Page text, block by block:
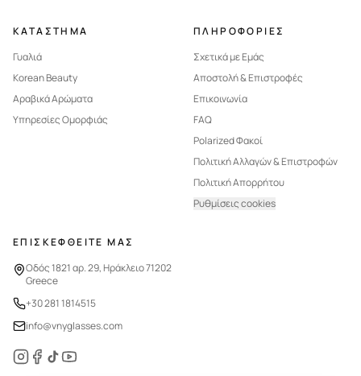
ΚΑΤΑΣΤΗΜΑ
Γυαλιά
Korean Beauty
Αραβικά Αρώματα
Υπηρεσίες Ομορφιάς
ΠΛΗΡΟΦΟΡΙΕΣ
Σχετικά με Εμάς
Αποστολή & Επιστροφές
Επικοινωνία
FAQ
Polarized Φακοί
Πολιτική Αλλαγών & Επιστροφών
Πολιτική Απορρήτου
Ρυθμίσεις cookies
ΕΠΙΣΚΕΦΘΕΙΤΕ ΜΑΣ
Οδός 1821 αρ. 29, Ηράκλειο 71202
Greece
+30 281 1814515
info@vnyglasses.com